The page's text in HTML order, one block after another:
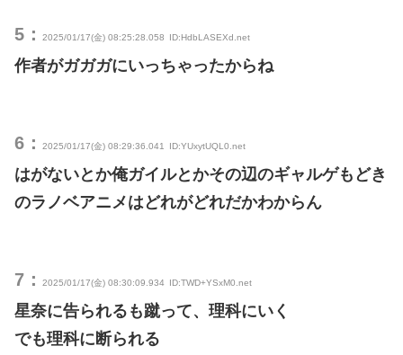
5： 2025/01/17(金) 08:25:28.058 ID:HdbLASEXd.net
作者がガガガにいっちゃったからね
6： 2025/01/17(金) 08:29:36.041 ID:YUxytUQL0.net
はがないとか俺ガイルとかその辺のギャルゲもどき
のラノベアニメはどれがどれだかわからん
7： 2025/01/17(金) 08:30:09.934 ID:TWD+YSxM0.net
星奈に告られるも蹴って、理科にいく
でも理科に断られる